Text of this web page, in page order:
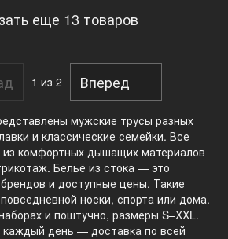
еще 13 товаров
1 из 2 Вперед
мужские трусы разных
и классические семейки. Все
из комфортных дышащих материалов
Бельё из стока — это
и доступные цены. Такие
носки, спорта или дома.
и поштучно, размеры S–XXL.
каждый день — доставка по всей